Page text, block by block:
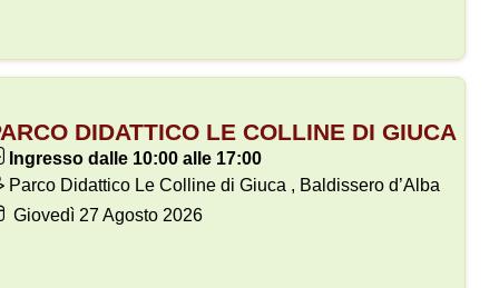
DIDATTICO LE COLLINE DI GIUCA
Ingresso dalle 10:00 alle 17:00
Parco Didattico Le Colline di Giuca , Baldissero d’Alba
Giovedì 27 Agosto 2026